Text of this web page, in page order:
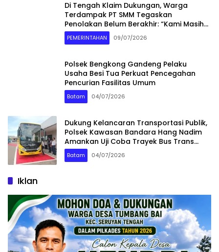
Di Tengah Klaim Dukungan, Warga
Terdampak PT SMM Tegaskan
Penolakan Belum Berakhir: “Kami Masih
Merasakan Dampaknya”
PEMERINTAHAN 09/07/2026
Polsek Bengkong Gandeng Pelaku
Usaha Besi Tua Perkuat Pencegahan
Pencurian Fasilitas Umum
Batam 04/07/2026
Dukung Kelancaran Transportasi Publik,
Polsek Kawasan Bandara Hang Nadim
Amankan Uji Coba Trayek Bus Trans
Batam
Batam 04/07/2026
Iklan